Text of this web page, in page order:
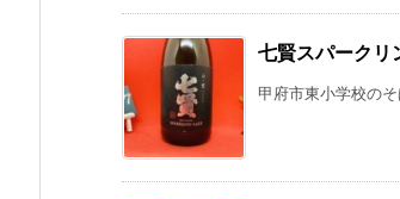
七賢スパークリ
甲府市東小学校の